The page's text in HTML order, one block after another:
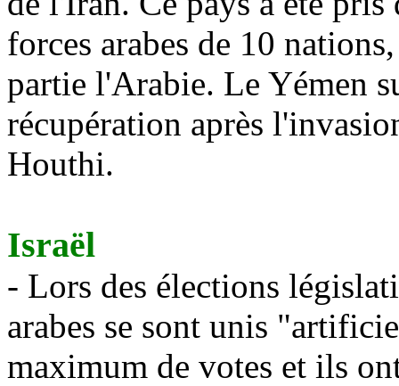
forces arabes de 10
partie l'Arabie. Le Yémen
récupération après
Houthi.
Israël
- Lors des élections
arabes se sont unis
maximum de votes et ils